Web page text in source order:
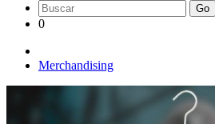
Go
0
Merchandising